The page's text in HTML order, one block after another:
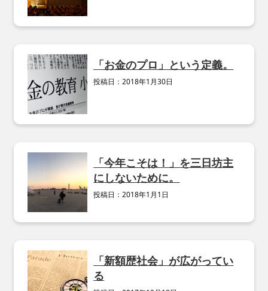
「お金のプロ」という定義。
投稿日：2018年1月30日
「今年こそは！」を三日坊主
にしないために。
投稿日：2018年1月1日
「新額歴社会」が広がってい
る